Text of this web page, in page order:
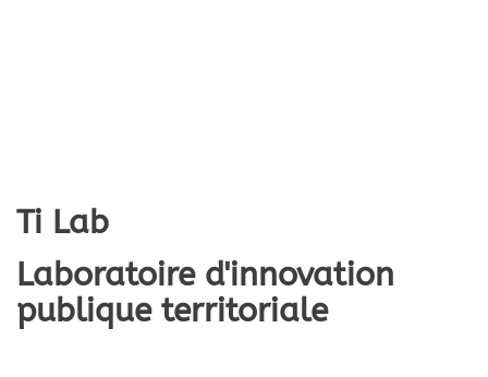
Ti Lab
Laboratoire d'innovation
publique territoriale